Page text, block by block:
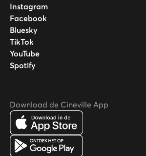
Instagram
Facebook
Bluesky
TikTok
YouTube
Spotify
Download de Cineville App